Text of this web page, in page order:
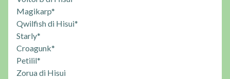
Magikarp*
Qwilfish di Hisui*
Starly*
Croagunk*
Petilil*
Zorua di Hisui